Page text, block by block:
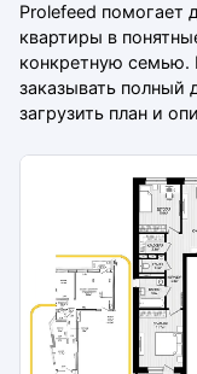
Prolefeed помогает
квартиры в
конкретную семью.
заказывать полный
загрузить план и